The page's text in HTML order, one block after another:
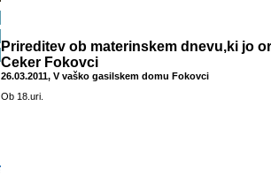
Prireditev ob materinskem dnevu,ki jo
Ceker Fokovci
26.03.2011, V vaško gasilskem domu Fokovci
Ob 18.uri.